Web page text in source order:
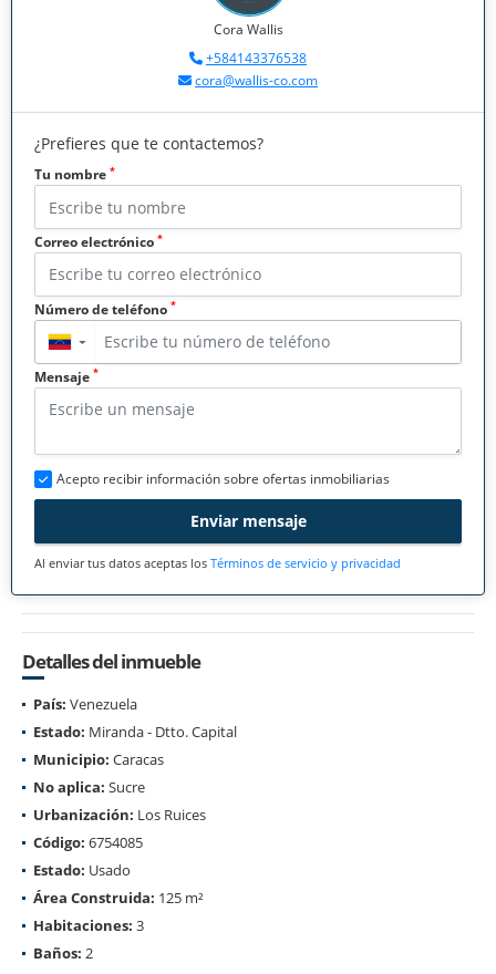
Cora Wallis
+584143376538
cora@wallis-co.com
¿Prefieres que te contactemos?
Tu nombre *
Correo electrónico *
Número de teléfono *
▼
Mensaje *
Acepto recibir información sobre ofertas inmobiliarias
Enviar mensaje
Al enviar tus datos aceptas los Términos de servicio y privacidad
Detalles del inmueble
País: Venezuela
Estado: Miranda - Dtto. Capital
Municipio: Caracas
No aplica: Sucre
Urbanización: Los Ruices
Código: 6754085
Estado: Usado
Área Construida: 125 m²
Habitaciones: 3
Baños: 2